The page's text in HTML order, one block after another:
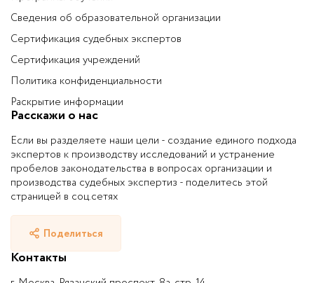
Сведения об образовательной организации
Сертификация судебных экспертов
Сертификация учреждений
Политика конфиденциальности
Раскрытие информации
Расскажи о нас
Если вы разделяете наши цели - создание единого подхода
экспертов к производству исследований и устранение
пробелов законодательства в вопросах организации и
производства судебных экспертиз - поделитесь этой
страницей в соц.сетях
Поделиться
Контакты